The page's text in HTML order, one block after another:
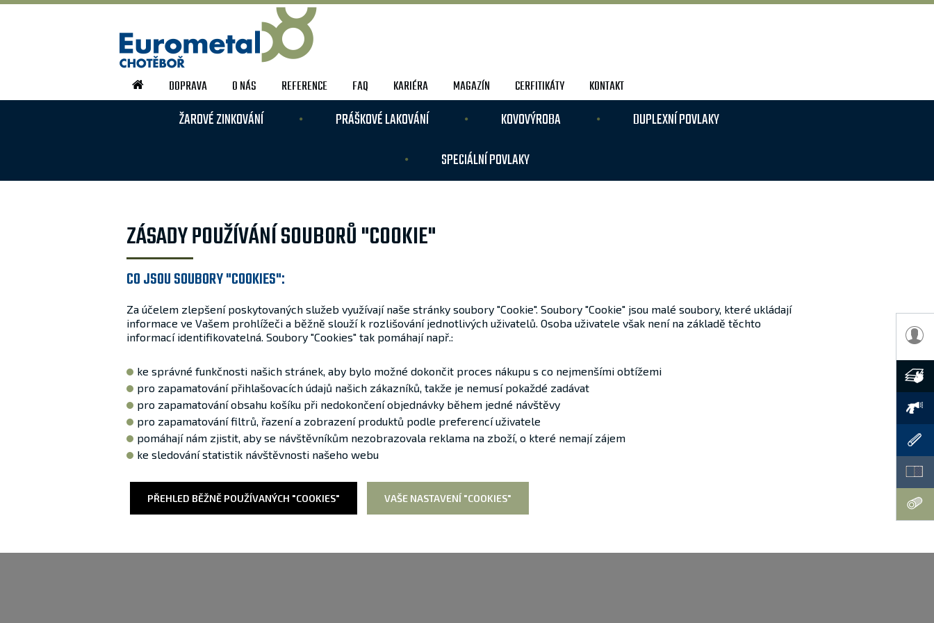
DOPRAVA O NÁS REFERENCE FAQ KARIÉRA MAGAZÍN CERFITIKÁTY KONTAKT
ŽAROVÉ ZINKOVÁNÍ PRÁŠKOVÉ LAKOVÁNÍ KOVOVÝROBA
DUPLEXNÍ POVLAKY
SPECIÁLNÍ POVLAKY
ZÁSADY POUŽÍVÁNÍ SOUBORŮ "COOKIE"
CO JSOU SOUBORY "COOKIES":
Za účelem zlepšení poskytovaných služeb využívají naše stránky soubory "Cookie". Soubory "Cookie" jsou malé soubory, které ukládají
informace ve Vašem prohlížeči a běžně slouží k rozlišování jednotlivých uživatelů. Osoba uživatele však není na základě těchto
informací identifikovatelná. Soubory "Cookies" tak pomáhají např.:
ke správné funkčnosti našich stránek, aby bylo možné dokončit proces nákupu s co nejmenšími obtížemi
pro zapamatování přihlašovacích údajů našich zákazníků, takže je nemusí pokaždé zadávat
pro zapamatování obsahu košíku při nedokončení objednávky během jedné návštěvy
pro zapamatování filtrů, řazení a zobrazení produktů podle preferencí uživatele
pomáhají nám zjistit, aby se návštěvníkům nezobrazovala reklama na zboží, o které nemají zájem
ke sledování statistik návštěvnosti našeho webu
PŘEHLED BĚŽNĚ POUŽÍVANÝCH "COOKIES" VAŠE NASTAVENÍ "COOKIES"